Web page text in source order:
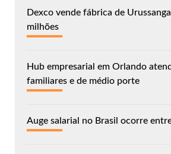
Dexco vende fábrica de
milhões
Hub empresarial em Orlando
familiares e de médio porte
Auge salarial no Brasil ocorre